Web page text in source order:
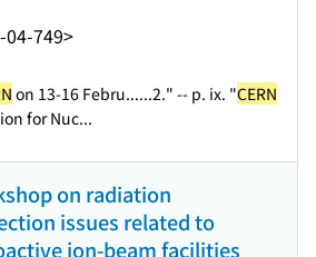
04-749>
on 13-16 Febru......2." -- p. ix. "CERN
for Nuc...
on radiation
issues related to
ion-beam facilities